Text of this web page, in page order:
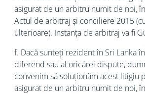
asigurat de un arbitru numit de noi,
Actul de arbitraj și conciliere 2015
ulterioare). Instanța de arbitraj va fi
f. Dacă sunteți rezident în Sri Lanka
diferend sau al oricărei dispute,
convenim să soluționăm acest litigiu
asigurat de un arbitru numit de noi,